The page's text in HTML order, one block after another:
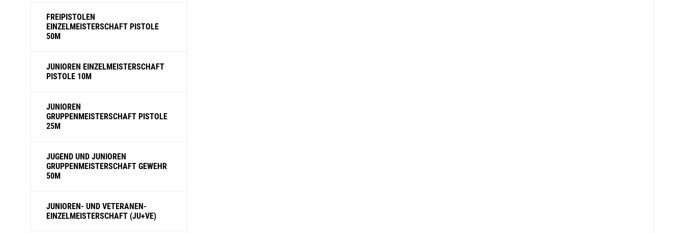
FREIPISTOLEN
EINZELMEISTERSCHAFT PISTOLE
50M
JUNIOREN EINZELMEISTERSCHAFT
PISTOLE 10M
JUNIOREN
GRUPPENMEISTERSCHAFT PISTOLE
25M
JUGEND UND JUNIOREN
GRUPPENMEISTERSCHAFT GEWEHR
50M
JUNIOREN- UND VETERANEN-
EINZELMEISTERSCHAFT (JU+VE)